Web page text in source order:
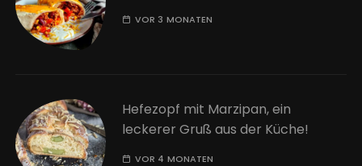
VOR 3 MONATEN
Hefezopf mit Marzipan, ein
leckerer Gruß aus der Küche!
VOR 4 MONATEN